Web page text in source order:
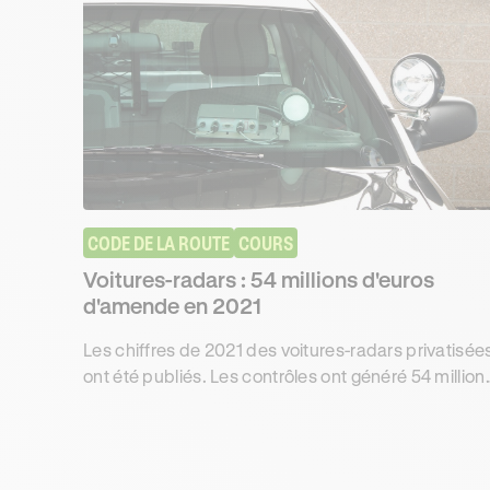
CODE DE LA ROUTE COURS
Voitures-radars : 54 millions d'euros
d'amende en 2021
Les chiffres de 2021 des voitures-radars
ont été publiés. Les contrôles ont généré 54